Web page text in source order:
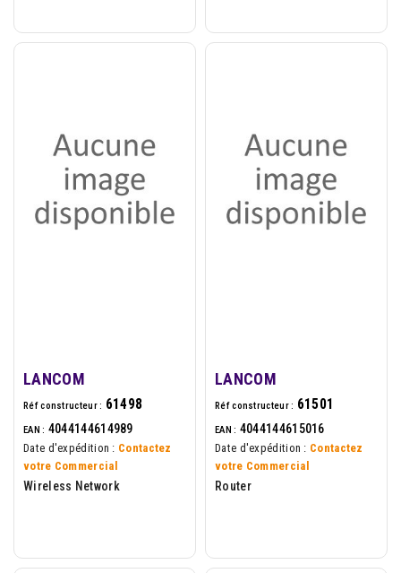
LANCOM
Réf constructeur : 61498
EAN : 4044144614989
Date d'expédition : Contactez
votre Commercial
Wireless Network
LANCOM
Réf constructeur : 61501
EAN : 4044144615016
Date d'expédition : Contactez
votre Commercial
Router